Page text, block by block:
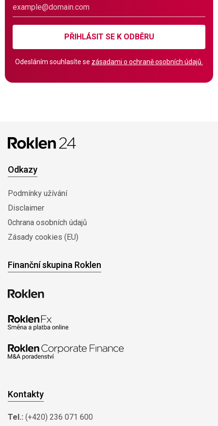
PŘIHLÁSIT SE K ODBĚRU
Odesláním souhlasíte se zásadami o ochraně osobních údajů.
Odkazy
Podmínky užívání
Disclaimer
0chrana osobních údajů
Zásady cookies (EU)
Finanční skupina Roklen
Kontakty
Tel.: (+420) 236 071 600